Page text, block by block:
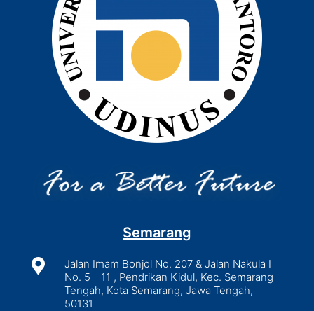
Semarang

Jalan Imam Bonjol No. 207 & Jalan Nakula I
No. 5 - 11 , Pendrikan Kidul, Kec. Semarang
Tengah, Kota Semarang, Jawa Tengah,
50131